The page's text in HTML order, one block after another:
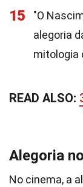
15
"O
alegoria
mitologia
READ ALSO:
Alegoria
No cinema, a